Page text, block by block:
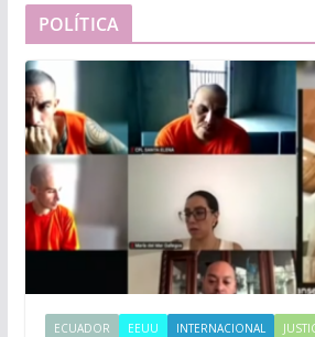
POLÍTICA
ECUADOR EEUU INTERNACIONAL